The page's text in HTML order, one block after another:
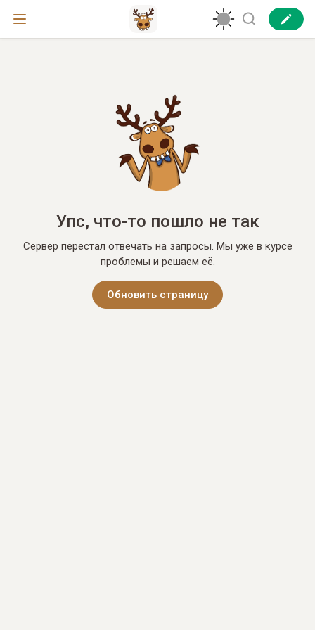
Упс, что-то пошло не так
Сервер перестал отвечать на запросы. Мы уже в курсе
проблемы и решаем её.
Обновить страницу